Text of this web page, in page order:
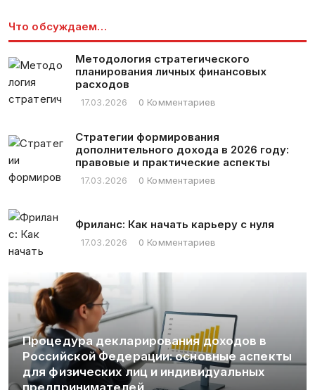
Что обсуждаем…
Методология стратегического
планирования личных финансовых
расходов
17.03.2026 0 Комментариев
Стратегии формирования
дополнительного дохода в 2026 году:
правовые и практические аспекты
17.03.2026 0 Комментариев
Фриланс: Как начать карьеру с нуля
17.03.2026 0 Комментариев
в
Криптовалюты как платежное
исчерпывающее руководство по
совершению транзакций